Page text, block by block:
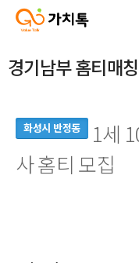
경기남부 홈티매칭
화성시 반정동
1세
사 홈티 모집